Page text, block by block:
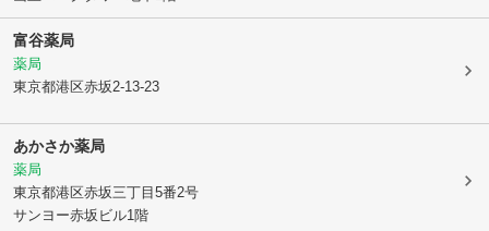
富谷薬局
薬局
東京都港区赤坂2-13-23
あかさか薬局
薬局
東京都港区赤坂三丁目5番2号
サンヨー赤坂ビル1階